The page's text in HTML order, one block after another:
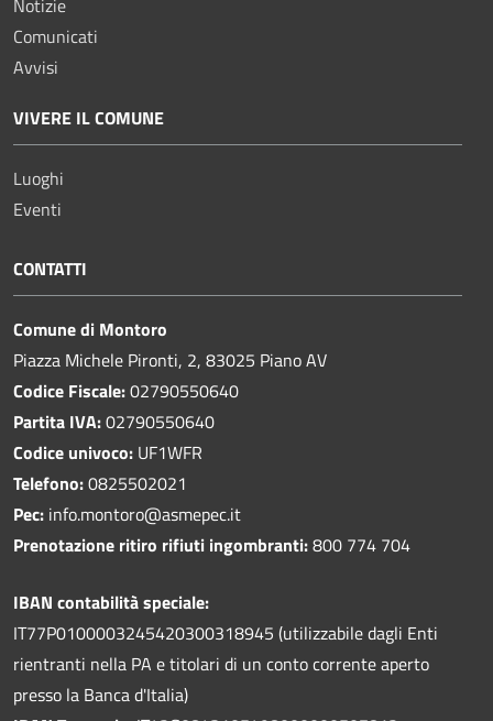
Notizie
Comunicati
Avvisi
VIVERE IL COMUNE
Luoghi
Eventi
CONTATTI
Comune di Montoro
Piazza Michele Pironti, 2, 83025 Piano AV
Codice Fiscale:02790550640
Partita IVA:02790550640
Codice univoco: UF1WFR
Telefono:0825502021
Pec: info.montoro@asmepec.it
Prenotazione ritiro rifiuti ingombranti:800 774 704
IBAN contabilità speciale:
IT77P0100003245420300318945 (utilizzabile dagli Enti
rientranti nella PA e titolari di un conto corrente aperto
presso la Banca d'Italia)